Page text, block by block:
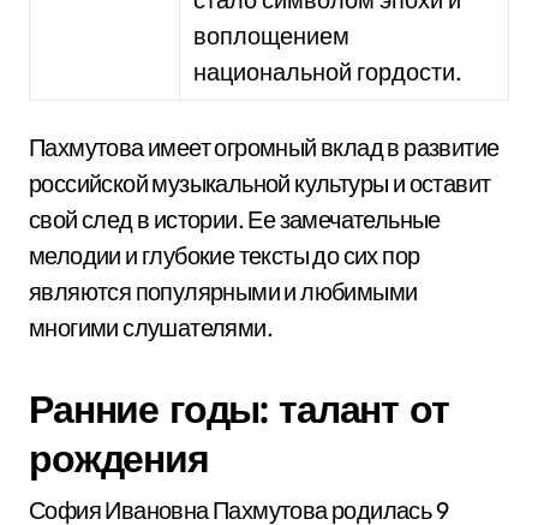
воплощением
национальной гордости.
Пахмутова имеет огромный вклад в развитие
российской музыкальной культуры и оставит
свой след в истории. Ее замечательные
мелодии и глубокие тексты до сих пор
являются популярными и любимыми
многими слушателями.
Ранние годы: талант от
рождения
София Ивановна Пахмутова родилась 9